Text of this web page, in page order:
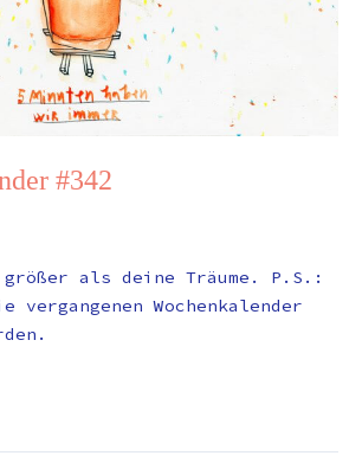
#342
als deine Träume. P.S.:
vergangenen Wochenkalender